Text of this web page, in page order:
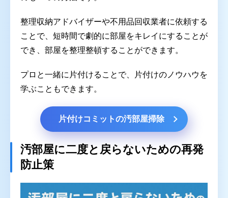
整理収納アドバイザーや不用品回収業者に依頼する
ことで、短時間で劇的に部屋をキレイにすることが
でき、部屋を整理整頓することができます。
プロと一緒に片付けることで、片付けのノウハウを
学ぶこともできます。
片付けコミットの汚部屋掃除
汚部屋に二度と戻らないための再発
防止策